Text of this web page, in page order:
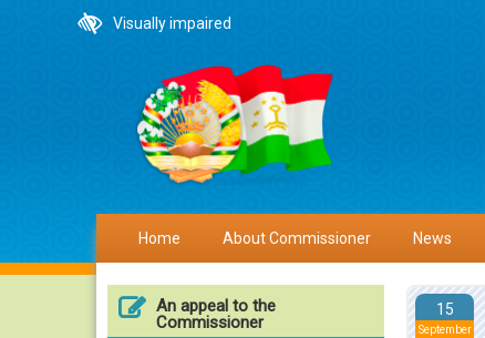
Visually impaired
Home About Commissioner News
An appeal to the
Commissioner
15
September